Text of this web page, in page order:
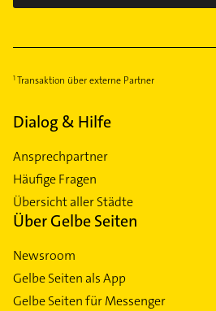
Transaktion über externe Partner
Dialog & Hilfe
Ansprechpartner
Häufige Fragen
Übersicht aller Städte
Über Gelbe Seiten
Newsroom
Gelbe Seiten als App
Gelbe Seiten für Messenger